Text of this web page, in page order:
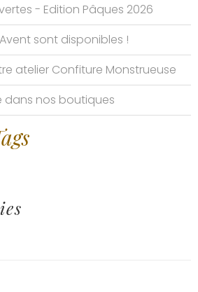
- Edition Pâques 2026
sont disponibles !
atelier Confiture Monstrueuse
dans nos boutiques